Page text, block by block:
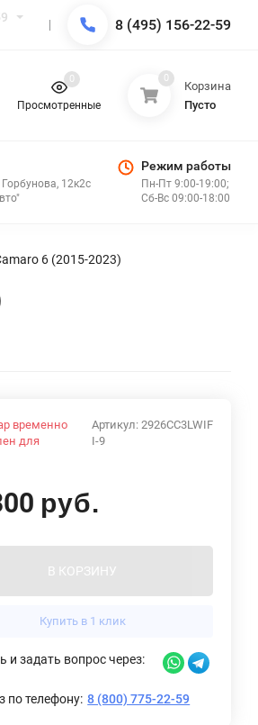
8 (495) 156-22-59
Просмотренные
0 0
Корзина
Пусто
12к2с
Режим работы
Пн-Пт 9:00-19:00;
Сб-Вс 09:00-18:00
6 (2015-2023)
Артикул: 2926CC3LWIF
I-9
временно
для
руб.
В КОРЗИНУ
Купить в 1 клик
и задать вопрос через:
по телефону: 8 (800) 775-22-59